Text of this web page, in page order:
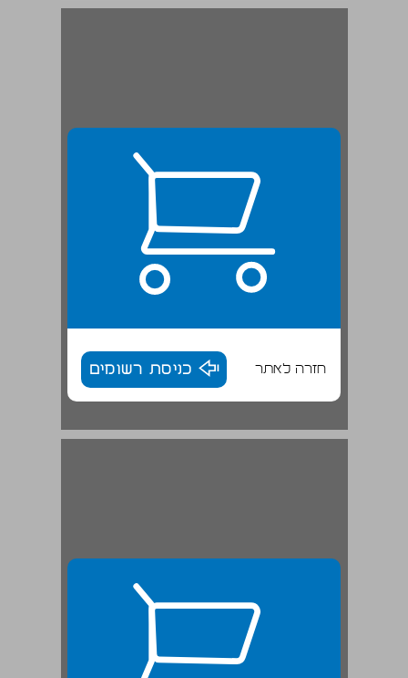
חזרה לאתר כניסת רשומים